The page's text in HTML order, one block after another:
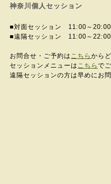
神奈川個人セッション
■対面セッション 11:00～20:00
■遠隔セッション 11:00～
お問合せ・ご予約は こちら から
セッションメニューは こちら で
遠隔セッションの方は早めにお問